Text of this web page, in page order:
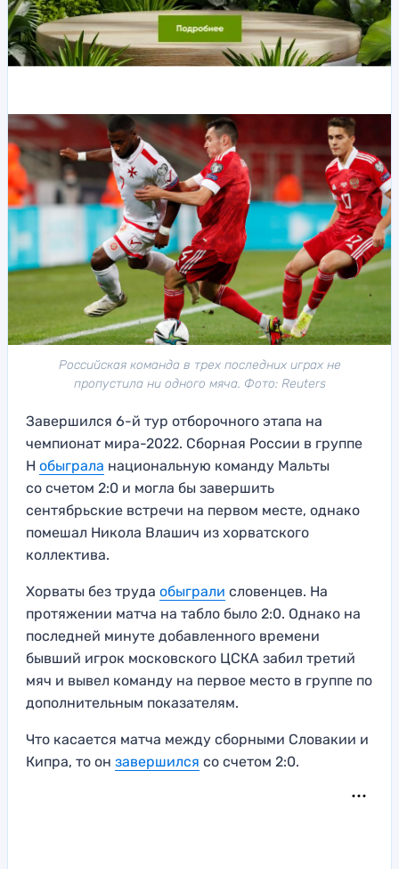
Российская команда в трех последних играх не
пропустила ни одного мяча. Фото: Reuters
Завершился 6-й тур отборочного этапа на
чемпионат мира-2022. Сборная России в группе
H обыграла национальную команду Мальты
со счетом 2:0 и могла бы завершить
сентябрьские встречи на первом месте, однако
помешал Никола Влашич из хорватского
коллектива.
Хорваты без труда обыграли словенцев. На
протяжении матча на табло было 2:0. Однако на
последней минуте добавленного времени
бывший игрок московского ЦСКА забил третий
мяч и вывел команду на первое место в группе по
дополнительным показателям.
Что касается матча между сборными Словакии и
Кипра, то он завершился со счетом 2:0.